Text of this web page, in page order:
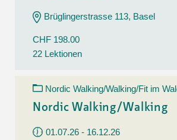
Brüglingerstrasse 113, Basel
CHF 198.00
22 Lektionen
Nordic Walking/Walking/Fit im
Nordic Walking/Walking
01.07.26 - 16.12.26